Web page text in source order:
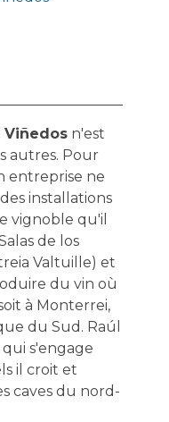
Viñedosn'est
autres. Pour
entreprise ne
installations
qu'il
de los
Valtuille) et
du vin où
à Monterrei,
du Sud. Raúl
s'engage
il croit et
caves du nord-